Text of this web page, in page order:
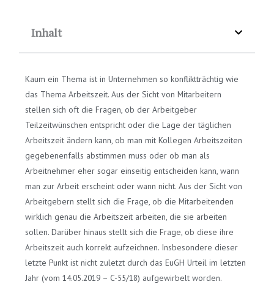
Inhalt
Kaum ein Thema ist in Unternehmen so konfliktträchtig wie
das Thema Arbeitszeit. Aus der Sicht von Mitarbeitern
stellen sich oft die Fragen, ob der Arbeitgeber
Teilzeitwünschen entspricht oder die Lage der täglichen
Arbeitszeit ändern kann, ob man mit Kollegen Arbeitszeiten
gegebenenfalls abstimmen muss oder ob man als
Arbeitnehmer eher sogar einseitig entscheiden kann, wann
man zur Arbeit erscheint oder wann nicht. Aus der Sicht von
Arbeitgebern stellt sich die Frage, ob die Mitarbeitenden
wirklich genau die Arbeitszeit arbeiten, die sie arbeiten
sollen. Darüber hinaus stellt sich die Frage, ob diese ihre
Arbeitszeit auch korrekt aufzeichnen. Insbesondere dieser
letzte Punkt ist nicht zuletzt durch das EuGH Urteil im letzten
Jahr (vom 14.05.2019 – C-55/18) aufgewirbelt worden.